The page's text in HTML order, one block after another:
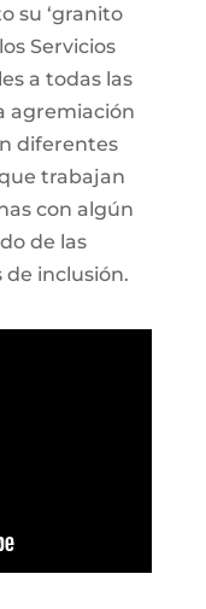
su ‘granito
Servicios
a todas las
agremiación
diferentes
trabajan
con algún
de las
de inclusión.